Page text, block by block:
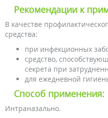
Рекомендации к
В качестве
средства:
при инфекционных
средство,
секрета при
для ежедневной
Способ применения:
Интраназально.